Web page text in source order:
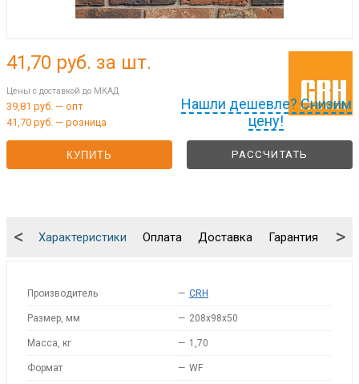
Нашли дешевле? Снизим
цену!
41,70 руб. за шт.
Цены с доставкой до МКАД
39,81 руб. — опт
41,70 руб. — розница
КУПИТЬ РАССЧИТАТЬ
Характеристики Оплата Доставка Гарантия
< >
Производитель — CRH
Размер, мм — 208x98x50
Масса, кг — 1,70
Формат — WF